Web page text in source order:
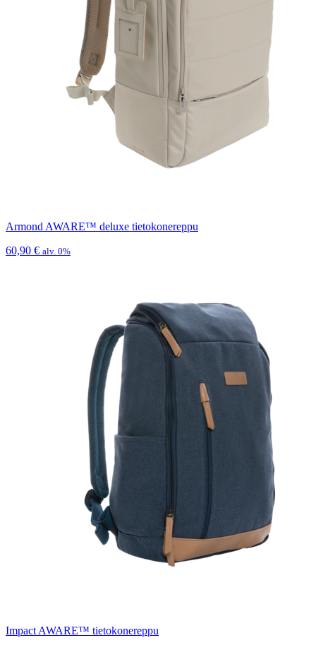
Armond AWARE™ deluxe tietokonereppu
60,90 € alv. 0%
Impact AWARE™ tietokonereppu